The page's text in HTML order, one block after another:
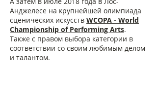
Анджелесе на крупнейшей олимпиада
сценических искусств WCOPA - World
Championship of Performing Arts.
Также с правом выбора категории в
соответствии со своим любимым делом
и талантом.